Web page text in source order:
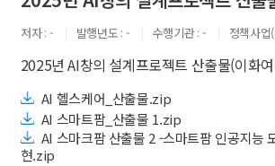
저자 - 발행년도 - 수행기관 - 정책사업
2025년 AI창의 설계프로젝트 산출물(이화
AI 헬스케어_산출물.zip
AI 스마트팜_산출물 1.zip
AI 스마크팜 산출물 2 -스마트팜 인공지능
현.zip